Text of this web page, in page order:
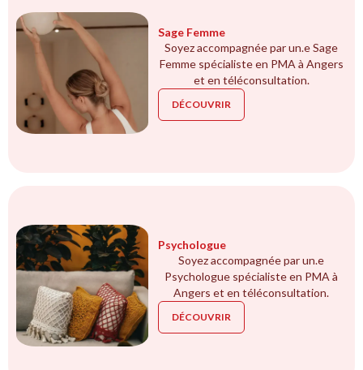
Sage Femme
Soyez accompagnée par un.e Sage
Femme spécialiste en PMA à Angers
et en téléconsultation.
DÉCOUVRIR
Psychologue
Soyez accompagnée par un.e
Psychologue spécialiste en PMA à
Angers et en téléconsultation.
DÉCOUVRIR